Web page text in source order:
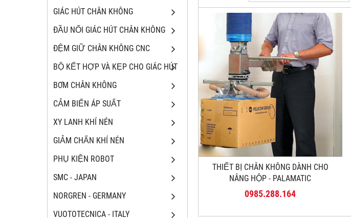
GIÁC HÚT CHÂN KHÔNG
ĐẦU NỐI GIÁC HÚT CHÂN KHÔNG
ĐỆM GIỮ CHÂN KHÔNG CNC
BỘ KẾT HỢP VÀ KẸP CHO GIÁC HÚT
BƠM CHÂN KHÔNG
CẢM BIẾN ÁP SUẤT
XY LANH KHÍ NÉN
GIẢM CHẤN KHÍ NÉN
PHỤ KIỆN ROBOT
SMC - JAPAN
NORGREN - GERMANY
VUOTOTECNICA - ITALY
THIẾT BỊ CHÂN KHÔNG DÀNH CHO
NÂNG HỘP - PALAMATIC
0985.288.164